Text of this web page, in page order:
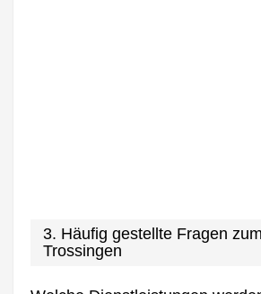
3. Häufig gestellte Fragen
Trossingen